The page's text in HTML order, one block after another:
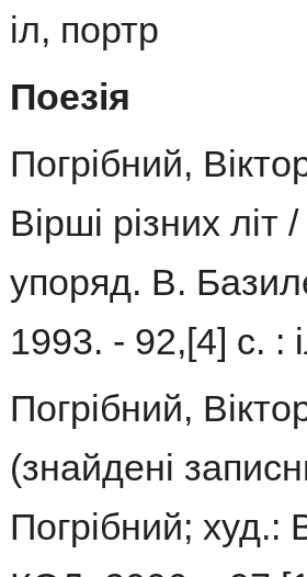
іл, портр
Поезія
Погрібний,
Вірші різних
упоряд. В.
1993. - 92,[4] с. :
Погрібний,
(знайдені
Погрібний; худ.: